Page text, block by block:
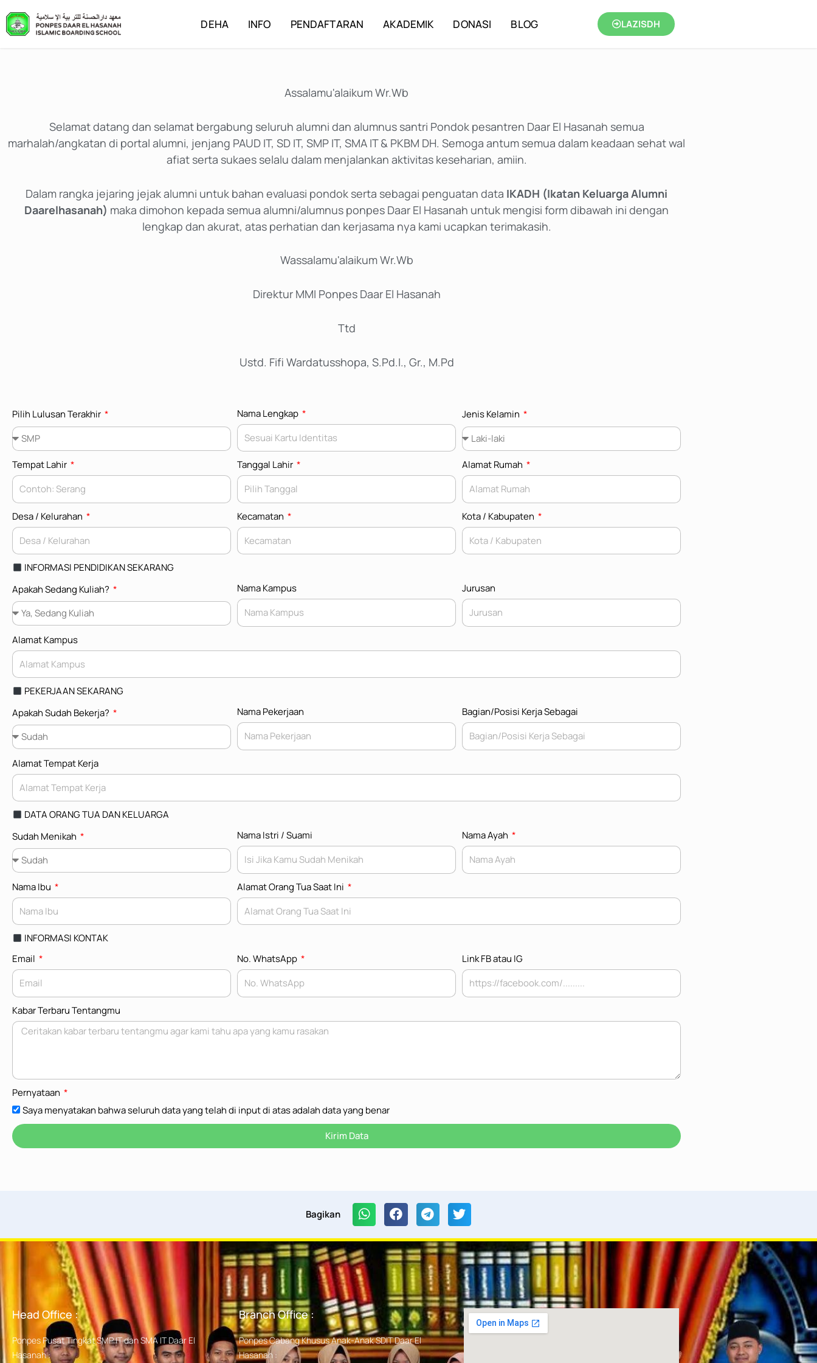
ke
konten
DEHA INFO PENDAFTARAN AKADEMIK DONASI BLOG LAZISDH
Assalamu'alaikum Wr.Wb
Selamat datang dan selamat bergabung seluruh alumni dan alumnus santri Pondok pesantren Daar El Hasanah semua
marhalah/angkatan di portal alumni, jenjang PAUD IT, SD IT, SMP IT, SMA IT & PKBM DH. Semoga antum semua dalam keadaan sehat wal
afiat serta sukaes selalu dalam menjalankan aktivitas keseharian, amiin.
Dalam rangka jejaring jejak alumni untuk bahan evaluasi pondok serta sebagai penguatan data IKADH (Ikatan Keluarga Alumni
Daarelhasanah) maka dimohon kepada semua alumni/alumnus ponpes Daar El Hasanah untuk mengisi form dibawah ini dengan
lengkap dan akurat, atas perhatian dan kerjasama nya kami ucapkan terimakasih.
Wassalamu'alaikum Wr.Wb
Direktur MMI Ponpes Daar El Hasanah
Ttd
Ustd. Fifi Wardatusshopa, S.Pd.I., Gr., M.Pd
Pilih Lulusan Terakhir Nama Lengkap Jenis Kelamin
Tempat Lahir Tanggal Lahir Alamat Rumah
Desa / Kelurahan Kecamatan Kota / Kabupaten
INFORMASI PENDIDIKAN SEKARANG
Apakah Sedang Kuliah?
Nama Kampus Jurusan
Alamat Kampus
PEKERJAAN SEKARANG
Apakah Sudah Bekerja?
Nama Pekerjaan Bagian/Posisi Kerja Sebagai
Alamat Tempat Kerja
DATA ORANG TUA DAN KELUARGA
Sudah Menikah
Nama Istri / Suami Nama Ayah
Nama Ibu Alamat Orang Tua Saat Ini
INFORMASI KONTAK
Email
No. WhatsApp Link FB atau IG
Kabar Terbaru Tentangmu
Pernyataan
Saya menyatakan bahwa seluruh data yang telah di input di atas adalah data yang benar
Kirim Data
Bagikan
Head Office :
Ponpes Pusat Tingkat SMP IT dan SMA IT Daar El
Hasanah :
Branch Office :
Ponpes Cabang Khusus Anak-Anak SDIT Daar El
Hasanah :